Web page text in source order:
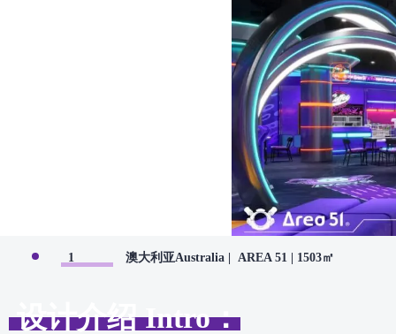
1 澳大利亚Australia | AREA 51 | 1503㎡
设计介绍Intro：